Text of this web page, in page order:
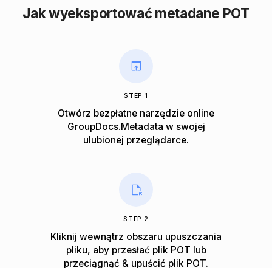
Jak wyeksportować metadane POT
STEP 1
Otwórz bezpłatne narzędzie online
GroupDocs.Metadata w swojej
ulubionej przeglądarce.
STEP 2
Kliknij wewnątrz obszaru upuszczania
pliku, aby przesłać plik POT lub
przeciągnąć & upuścić plik POT.